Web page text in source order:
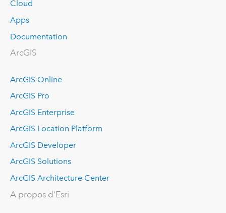
Cloud
Apps
Documentation
ArcGIS
ArcGIS Online
ArcGIS Pro
ArcGIS Enterprise
ArcGIS Location Platform
ArcGIS Developer
ArcGIS Solutions
ArcGIS Architecture Center
A propos d'Esri